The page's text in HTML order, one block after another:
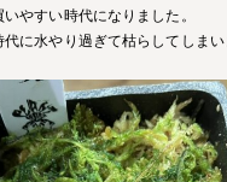
やすい時代になりました。
に水やり過ぎて枯らしてしまい